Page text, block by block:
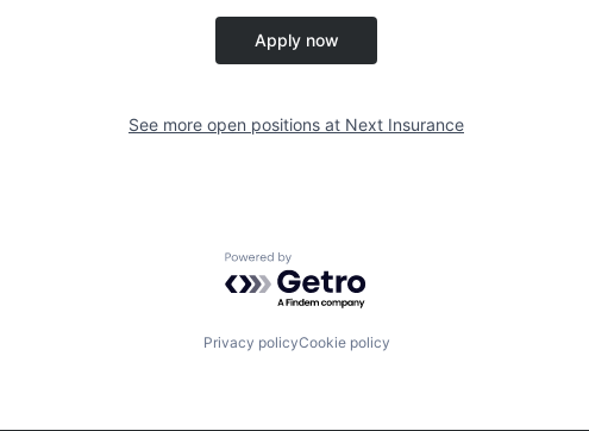
Apply now
See more open positions at Next Insurance
Powered by Getro.com
Privacy policyCookie policy